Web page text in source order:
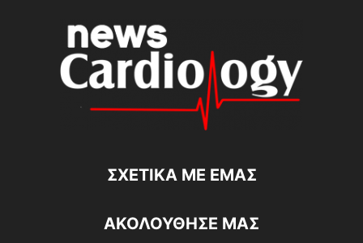
ΣΧΕΤΙΚΆ ΜΕ ΕΜΆΣ
ΑΚΟΛΟΥΘΗΣΕ ΜΑΣ